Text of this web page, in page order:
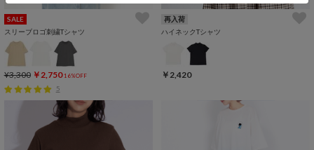
SALE
スリーブロゴ刺繍Tシャツ
¥3,300 ￥2,750 16%OFF
5
再入荷
ハイネックTシャツ
￥2,420